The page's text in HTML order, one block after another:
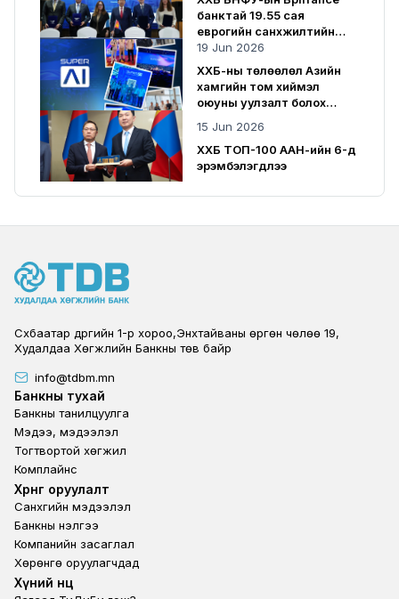
банктай 19.55 сая
еврогийн санхүүжилтийн
гэрээ байгууллаа
19 Jun 2026
ХХБ-ны төлөөлөл Азийн
хамгийн том хиймэл
оюуны уулзалт болох
15 Jun 2026
ХХБ ТОП-100 ААН-ийн 6-д
эрэмбэлэгдлээ
Сүхбаатар дүүргийн 1-р хороо,Энхтайваны өргөн чөлөө 19,
Худалдаа Хөгжлийн Банкны төв байр
info@tdbm.mn
Footer
Банкны тухай
Банкны танилцуулга
Мэдээ, мэдээлэл
Тогтвортой хөгжил
Комплайнс
Footer third
Хөрөнгө оруулалт
Санхүүгийн мэдээлэл
Банкны үнэлгээ
Компанийн засаглал
Хөрөнгө оруулагчдад
Footer second
Хүний нөөц